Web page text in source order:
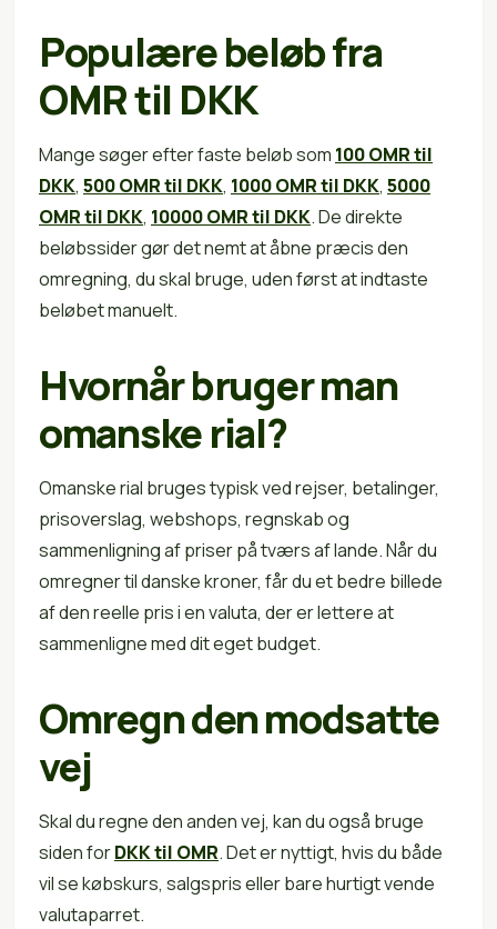
Populære beløb fra
OMR til DKK
Mange søger efter faste beløb som 100 OMR til
DKK, 500 OMR til DKK, 1000 OMR til DKK, 5000
OMR til DKK, 10000 OMR til DKK. De direkte
beløbssider gør det nemt at åbne præcis den
omregning, du skal bruge, uden først at indtaste
beløbet manuelt.
Hvornår bruger man
omanske rial?
Omanske rial bruges typisk ved rejser, betalinger,
prisoverslag, webshops, regnskab og
sammenligning af priser på tværs af lande. Når du
omregner til danske kroner, får du et bedre billede
af den reelle pris i en valuta, der er lettere at
sammenligne med dit eget budget.
Omregn den modsatte
vej
Skal du regne den anden vej, kan du også bruge
siden forDKK til OMR. Det er nyttigt, hvis du både
vil se købskurs, salgspris eller bare hurtigt vende
valutaparret.